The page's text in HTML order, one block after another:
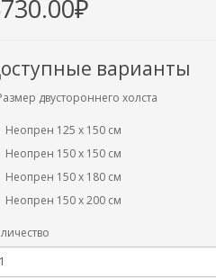
варианты
двустороннего холста
Неопрен 125 х 150 см
Неопрен 150 х 150 см
Неопрен 150 х 180 см
Hеопрен 150 х 200 см